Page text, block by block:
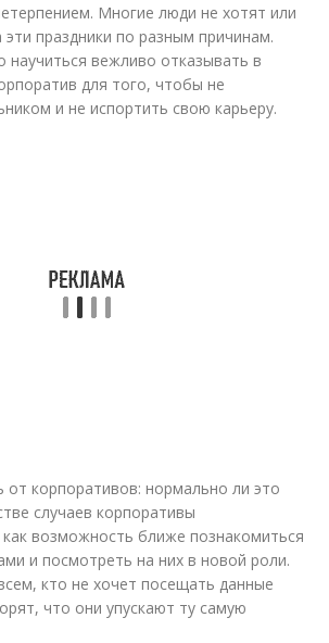
Многие люди не хотят или
праздники по разным причинам.
вежливо отказывать в
для того, чтобы не
и не испортить свою карьеру.
от корпоративов: нормально ли это
случаев корпоративы
возможность ближе познакомиться
и посмотреть на них в новой роли.
кто не хочет посещать данные
что они упускают ту самую